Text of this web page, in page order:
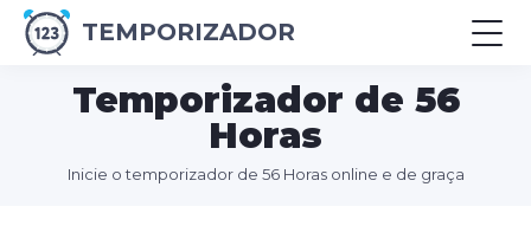
TEMPORIZADOR
Temporizador de 56
Horas
Inicie o temporizador de 56 Horas online e de graça